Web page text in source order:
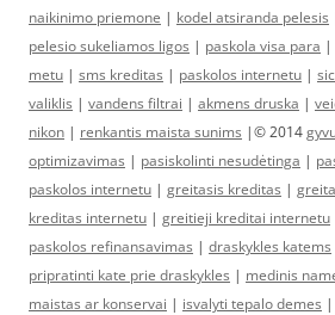
naikinimo priemone | kodel atsiranda pelesis
pelesio sukeliamos ligos | paskola visa para |
metu | sms kreditas | paskolos internetu |
valiklis | vandens filtrai | akmens druska |
nikon | renkantis maista sunims |© 2014
optimizavimas | pasiskolinti nesudėtinga |
paskolos internetu | greitasis kreditas |
kreditas internetu | greitieji kreditai internetu
paskolos refinansavimas | draskykles katems
pripratinti kate prie draskykles | medinis
maistas ar konservai | isvalyti tepalo demes |